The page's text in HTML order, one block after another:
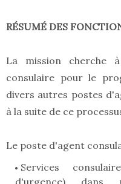
RÉSUMÉ DES
La mission cherche
consulaire pour le
divers autres postes
à la suite de ce
Le poste d'agent
Services